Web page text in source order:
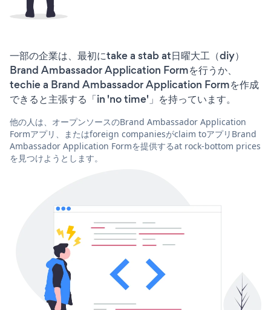
一部の企業は、最初にtake a stab at日曜大工（diy）
Brand Ambassador Application Formを行うか、
techie a Brand Ambassador Application Formを作成
できると主張する「in 'no time'」を持っています。
他の人は、オープンソースのBrand Ambassador Application
Formアプリ、またはforeign companiesがclaim toアプリBrand
Ambassador Application Formを提供するat rock-bottom prices
を見つけようとします。